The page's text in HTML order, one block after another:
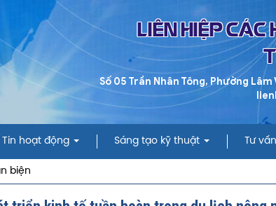
LIÊN HIỆP
Số 05 Trần Nhân Tông, Phường
Tin hoạt động Sáng tạo kỹ thuật Tư
biện